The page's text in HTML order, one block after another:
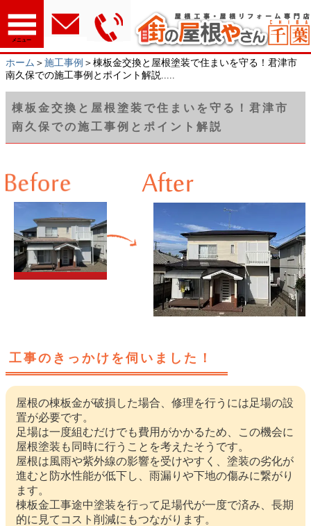
メニュー
ホーム ＞ 施工事例 ＞棟板金交換と屋根塗装で住まいを守る！君津市
南久保での施工事例とポイント解説.....
棟板金交換と屋根塗装で住まいを守る！君津市
南久保での施工事例とポイント解説
工事のきっかけを伺いました！
屋根の棟板金が破損した場合、修理を行うには足場の設
置が必要です。
足場は一度組むだけでも費用がかかるため、この機会に
屋根塗装も同時に行うことを考えたそうです。
屋根は風雨や紫外線の影響を受けやすく、塗装の劣化が
進むと防水性能が低下し、雨漏りや下地の傷みに繋がり
ます。
棟板金工事途中塗装を行って足場代が一度で済み、長期
的に見てコスト削減にもつながります。